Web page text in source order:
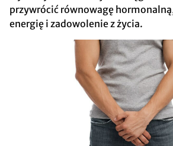
przywrócić równowagę
energię i zadowolenie z życia.